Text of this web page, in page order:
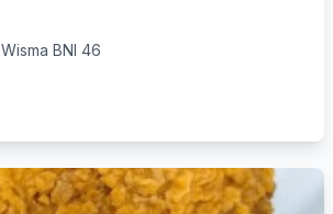
Wisma BNI 46